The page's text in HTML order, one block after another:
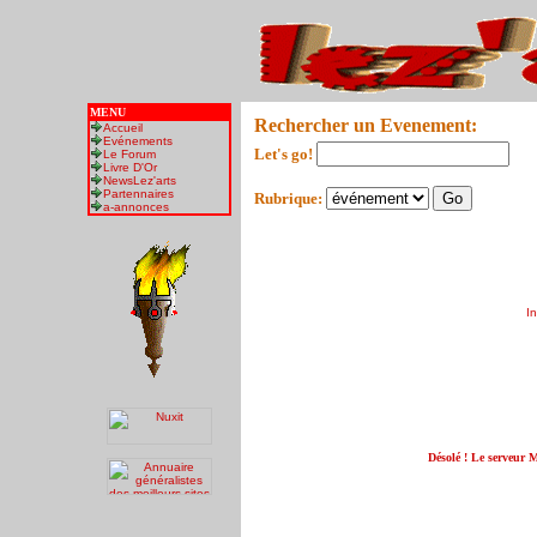
MENU
Accueil
Evénements
Le Forum
Livre D'Or
NewsLez'arts
Partennaires
a-annonces
Rechercher un Evenement:
Let's go!
Rubrique:
Désolé ! Le serveur